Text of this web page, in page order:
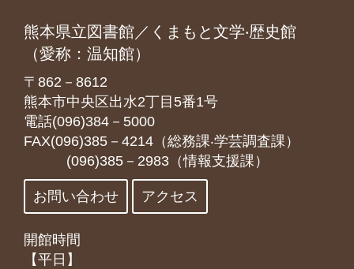
熊本県立図書館／くまもと文学‧歴史館
（愛称：温知館）
〒862－8612
熊本市中央区出水2丁目5番1号
電話(096)384－5000
FAX(096)385－4214（総務課‧学芸調査課）
(096)385－2983（情報支援課）
お問い合わせ アクセス
開館時間
【平日】